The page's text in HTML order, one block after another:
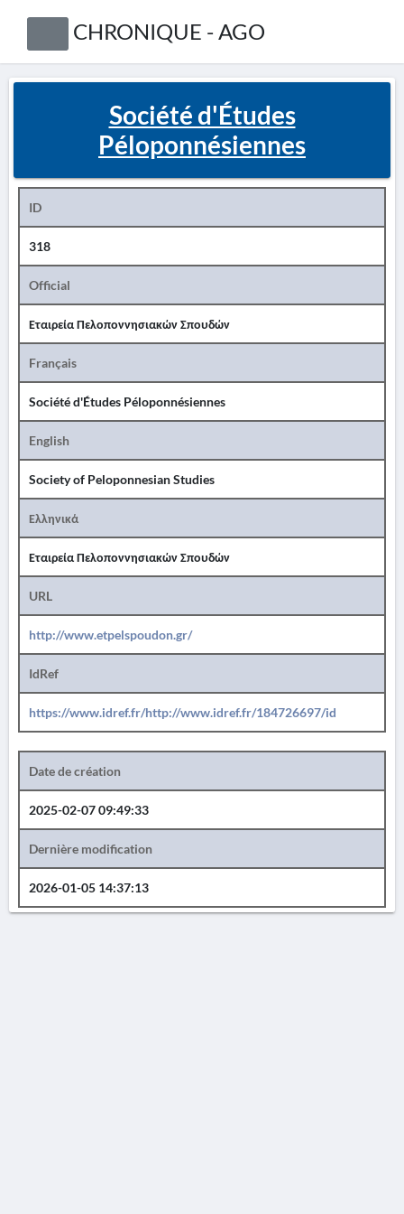
CHRONIQUE - AGO
Société d'Études
Péloponnésiennes
ID
318
Official
Εταιρεία Πελοποννησιακών Σπουδών
Français
Société d'Études Péloponnésiennes
English
Society of Peloponnesian Studies
Ελληνικά
Εταιρεία Πελοποννησιακών Σπουδών
URL
http://www.etpelspoudon.gr/
IdRef
https://www.idref.fr/http://www.idref.fr/184726697/id
Date de création
2025-02-07 09:49:33
Dernière modification
2026-01-05 14:37:13